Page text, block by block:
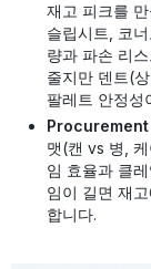
재고 피크를
슬립시트, 코
량과 파손 리
줄지만 덴트(
팔레트 안정성
맷(캔 vs 병,
임 효율과 클
임이 길면 재
합니다.